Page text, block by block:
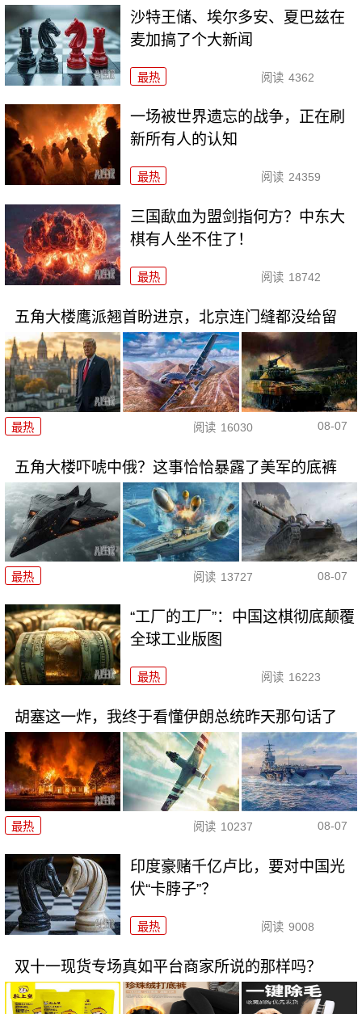
沙特王储、埃尔多安、夏巴兹在
麦加搞了个大新闻
最热 阅读 4362
一场被世界遗忘的战争，正在刷
新所有人的认知
最热 阅读 24359
三国歃血为盟剑指何方？中东大
棋有人坐不住了！
最热 阅读 18742
五角大楼鹰派翘首盼进京，北京连门缝都没给留
最热 阅读 16030 08-07
五角大楼吓唬中俄？这事恰恰暴露了美军的底裤
最热 阅读 13727 08-07
“工厂的工厂”：中国这棋彻底颠覆
全球工业版图
最热 阅读 16223
胡塞这一炸，我终于看懂伊朗总统昨天那句话了
最热 阅读 10237 08-07
印度豪赌千亿卢比，要对中国光
伏“卡脖子”？
最热 阅读 9008
双十一现货专场真如平台商家所说的那样吗？